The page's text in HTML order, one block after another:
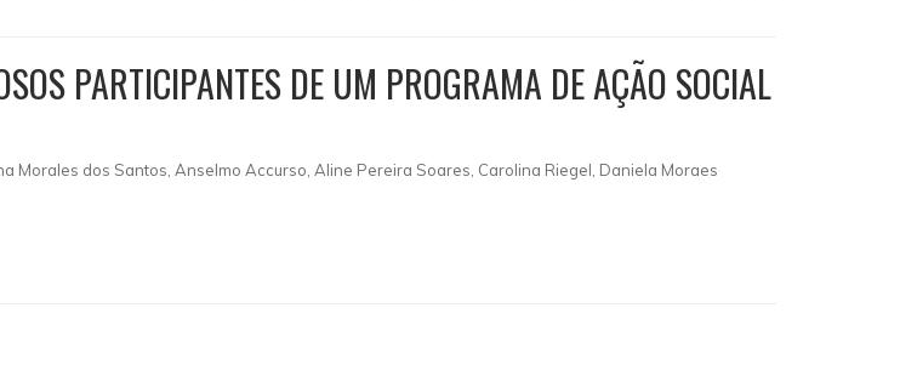
PARTICIPANTES DE UM PROGRAMA DE AÇÃO SOCIAL
Morales dos Santos, Anselmo Accurso, Aline Pereira Soares, Carolina Riegel, Daniela Moraes